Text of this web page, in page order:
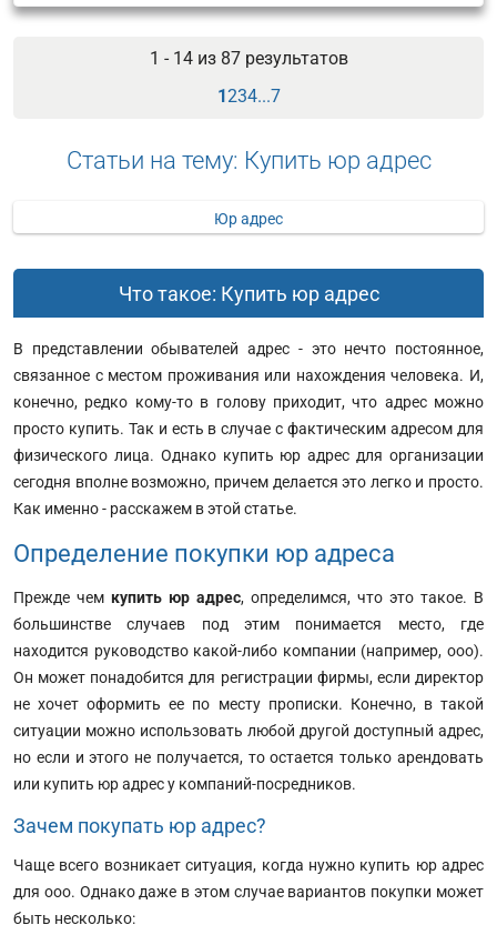
1 - 14 из 87результатов
1234...7
Статьи на тему: Купить юр адрес
Юр адрес
Что такое: Купить юр адрес
В представлении обывателей адрес - это нечто постоянное,
связанное с местом проживания или нахождения человека. И,
конечно, редко кому-то в голову приходит, что адрес можно
просто купить. Так и есть в случае с фактическим адресом для
физического лица. Однако купить юр адрес для организации
сегодня вполне возможно, причем делается это легко и просто.
Как именно - расскажем в этой статье.
Определение покупки юр адреса
Прежде чем купить юр адрес, определимся, что это такое. В
большинстве случаев под этим понимается место, где
находится руководство какой-либо компании (например, ооо).
Он может понадобится для регистрации фирмы, если директор
не хочет оформить ее по месту прописки. Конечно, в такой
ситуации можно использовать любой другой доступный адрес,
но если и этого не получается, то остается только арендовать
или купить юр адрес у компаний-посредников.
Зачем покупать юр адрес?
Чаще всего возникает ситуация, когда нужно купить юр адрес
для ооо. Однако даже в этом случае вариантов покупки может
быть несколько: